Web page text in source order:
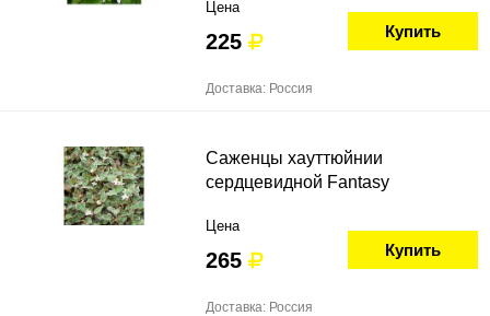
Цена
225 Купить
Доставка: Россия
Саженцы хауттюйнии
сердцевидной Fantasy
Цена
265 Купить
Доставка: Россия